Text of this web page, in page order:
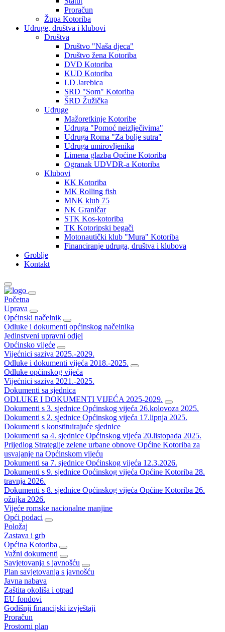
Proračun
Župa Kotoriba
Udruge, društva i klubovi
Društva
Društvo "Naša djeca"
Društvo žena Kotoriba
DVD Kotoriba
KUD Kotoriba
LD Jarebica
SRD "Som" Kotoriba
ŠRD Žužička
Udruge
Mažoretkinje Kotoribe
Udruga "Pomoć neizlječivima"
Udruga Roma "Za bolje sutra"
Udruga umirovljenika
Limena glazba Općine Kotoriba
Ogranak UDVDR-a Kotoriba
Klubovi
KK Kotoriba
MK Rolling fish
MNK klub 75
NK Graničar
STK Kos-kotoriba
TK Kotoripski begači
Motonautički klub "Mura" Kotoriba
Financiranje udruga, društva i klubova
Groblje
Kontakt
Početna
Uprava
Općinski načelnik
Odluke i dokumenti općinskog načelnika
Jedinstveni upravni odjel
Općinsko vijeće
Vijećnici saziva 2025.-2029.
Odluke i dokumenti vijeća 2018.-2025.
Odluke općinskog vijeća
Vijećnici saziva 2021.-2025.
Dokumenti sa sjednica
ODLUKE I DOKUMENTI VIJEĆA 2025-2029.
Dokumenti s 3. sjednice Općinskog vijeća 26.kolovoza 2025.
Dokumenti s 2. sjednice Općinskog vijeća 17.lipnja 2025.
Dokumenti s konstituirajuće sjednice
Dokumenti sa 4. sjednice Općinskog vijeća 20.listopada 2025.
Prijedlog Strategije zelene urbane obnove Općine Kotoriba za
usvajanje na Općinskom vijeću
Dokumenti sa 7. sjednice Općinskog vijeća 12.3.2026.
Dokumenti s 9. sjednice Općinskog vijeća Općine Kotoriba 28.
travnja 2026.
Dokumenti s 8. sjednice Općinskog vijeća Općine Kotoriba 26.
ožujka 2026.
Vijeće romske nacionalne manjine
Opći podaci
Položaj
Zastava i grb
Općina Kotoriba
Važni dokumenti
Savjetovanja s javnošću
Plan savjetovanja s javnošću
Javna nabava
Zaštita okoliša i otpad
EU fondovi
Godišnji financijski izvještaji
Proračun
Prostorni plan